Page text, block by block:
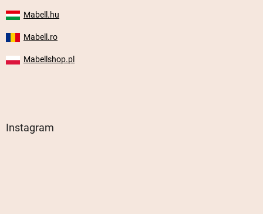
Mabell.hu
Mabell.ro
Mabellshop.pl
Instagram